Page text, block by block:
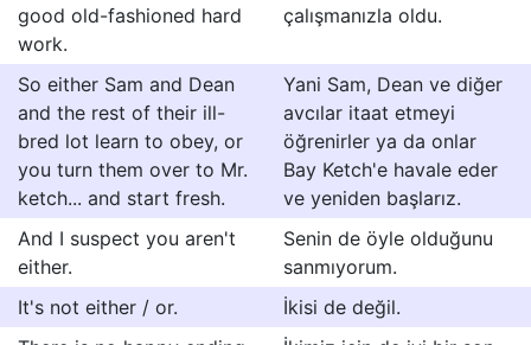
good old-fashioned hard
work.
çalışmanızla oldu.
So either Sam and Dean
and the rest of their ill-
bred lot learn to obey, or
you turn them over to Mr.
ketch... and start fresh.
Yani Sam, Dean ve diğer
avcılar itaat etmeyi
öğrenirler ya da onlar
Bay Ketch'e havale eder
ve yeniden başlarız.
And I suspect you aren't
either.
Senin de öyle olduğunu
sanmıyorum.
It's not either / or.
İkisi de değil.